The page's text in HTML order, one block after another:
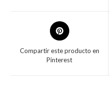
Compartir este producto en
Pinterest